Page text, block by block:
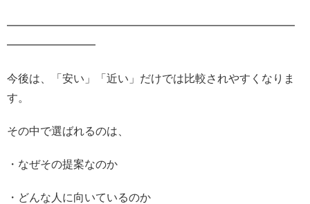
━━━━━━━━━━━━━━━━━━━━━━━━━━
━━━━━━━━
今後は、「安い」「近い」だけでは比較されやすくなりま
す。
その中で選ばれるのは、
・なぜその提案なのか
・どんな人に向いているのか